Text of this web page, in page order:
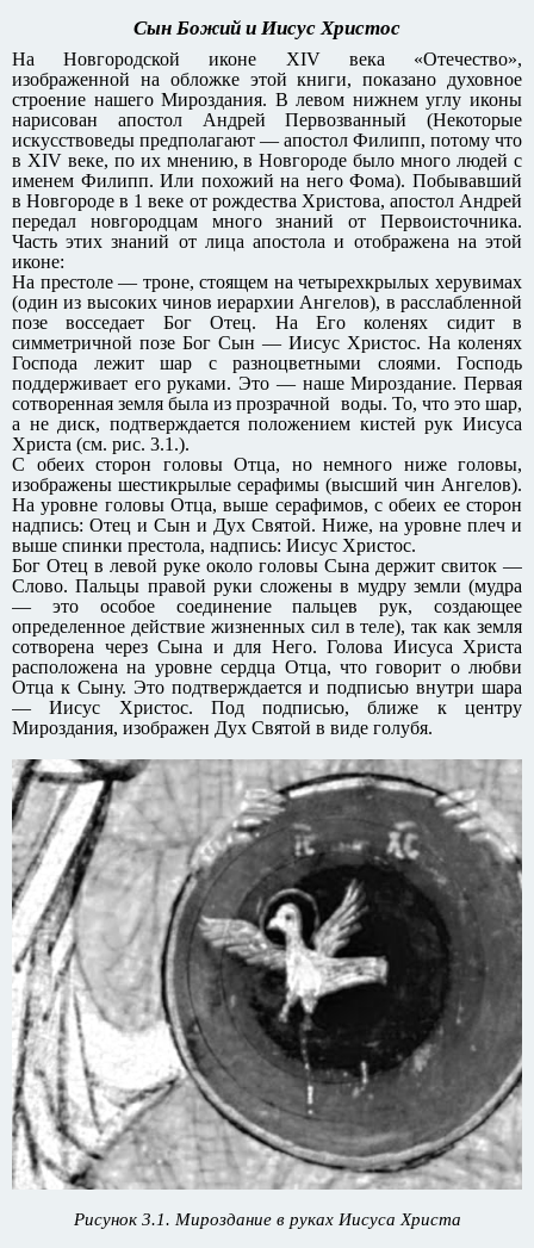
Сын Божий и Иисус Христос
На Новгородской иконе XIV века «Отечество»,
изображенной на обложке этой книги, показано духовное
строение нашего Мироздания. В левом нижнем углу иконы
нарисован апостол Андрей Первозванный (Некоторые
искусствоведы предполагают — апостол Филипп, потому что
в XIV веке, по их мнению, в Новгороде было много людей с
именем Филипп. Или похожий на него Фома). Побывавший
в Новгороде в 1 веке от рождества Христова, апостол Андрей
передал новгородцам много знаний от Первоисточника.
Часть этих знаний от лица апостола и отображена на этой
иконе:
На престоле — троне, стоящем на четырехкрылых херувимах
(один из высоких чинов иерархии Ангелов), в расслабленной
позе восседает Бог Отец. На Его коленях сидит в
симметричной позе Бог Сын — Иисус Христос. На коленях
Господа лежит шар с разноцветными слоями. Господь
поддерживает его руками. Это — наше Мироздание. Первая
сотворенная земля была из прозрачной воды. То, что это шар,
а не диск, подтверждается положением кистей рук Иисуса
Христа (см. рис. 3.1.).
С обеих сторон головы Отца, но немного ниже головы,
изображены шестикрылые серафимы (высший чин Ангелов).
На уровне головы Отца, выше серафимов, с обеих ее сторон
надпись: Отец и Сын и Дух Святой. Ниже, на уровне плеч и
выше спинки престола, надпись: Иисус Христос.
Бог Отец в левой руке около головы Сына держит свиток —
Слово. Пальцы правой руки сложены в мудру земли (мудра
— это особое соединение пальцев рук, создающее
определенное действие жизненных сил в теле), так как земля
сотворена через Сына и для Него. Голова Иисуса Христа
расположена на уровне сердца Отца, что говорит о любви
Отца к Сыну. Это подтверждается и подписью внутри шара
— Иисус Христос. Под подписью, ближе к центру
Мироздания, изображен Дух Святой в виде голубя.
Рисунок 3.1. Мироздание в руках Иисуса Христа